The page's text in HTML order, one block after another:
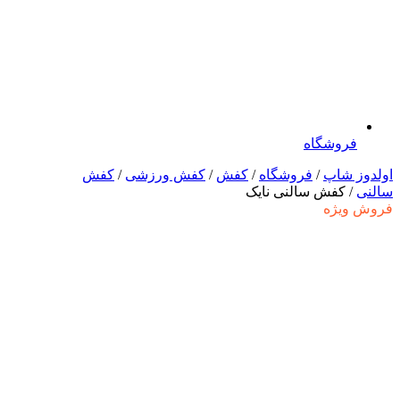
فروشگاه
اولدوز شاپ / فروشگاه / کفش / کفش ورزشی / کفش
سالنی / کفش سالنی نایک
فروش ویژه